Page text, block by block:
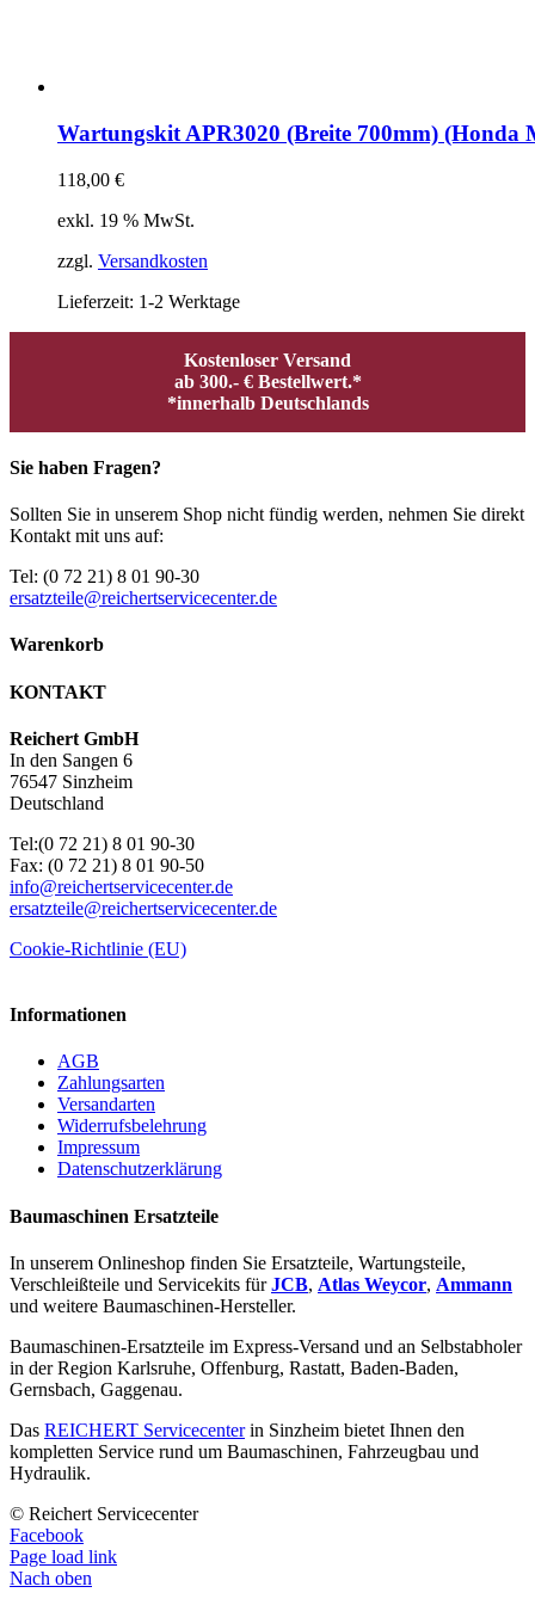
Wartungskit APR3020 (Breite 700mm) (Honda
118,00 €
exkl. 19 % MwSt.
zzgl. Versandkosten
Lieferzeit: 1-2 Werktage
Kostenloser Versand
ab 300.- € Bestellwert.*
*innerhalb Deutschlands
Sie haben Fragen?
Sollten Sie in unserem Shop nicht fündig werden, nehmen Sie direkt
Kontakt mit uns auf:
Tel: (0 72 21) 8 01 90-30
ersatzteile@reichertservicecenter.de
Warenkorb
KONTAKT
Reichert GmbH
In den Sangen 6
76547 Sinzheim
Deutschland
Tel:(0 72 21) 8 01 90-30
Fax: (0 72 21) 8 01 90-50
info@reichertservicecenter.de
ersatzteile@reichertservicecenter.de
Cookie-Richtlinie (EU)
Informationen
AGB
Zahlungsarten
Versandarten
Widerrufsbelehrung
Impressum
Datenschutzerklärung
Baumaschinen Ersatzteile
In unserem Onlineshop finden Sie Ersatzteile, Wartungsteile,
Verschleißteile und Servicekits fürJCB, Atlas Weycor, Ammann
und weitere Baumaschinen-Hersteller.
Baumaschinen-Ersatzteile im Express-Versand und an Selbstabholer
in der Region Karlsruhe, Offenburg, Rastatt, Baden-Baden,
Gernsbach, Gaggenau.
Das REICHERT Servicecenterin Sinzheim bietet Ihnen den
kompletten Service rund um Baumaschinen, Fahrzeugbau und
Hydraulik.
© Reichert Servicecenter
Facebook
Page load link
Nach oben